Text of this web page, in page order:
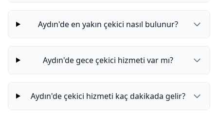
Aydın'de en yakın çekici nasıl bulunur?
Aydın'de gece çekici hizmeti var mı?
Aydın'de çekici hizmeti kaç dakikada gelir?